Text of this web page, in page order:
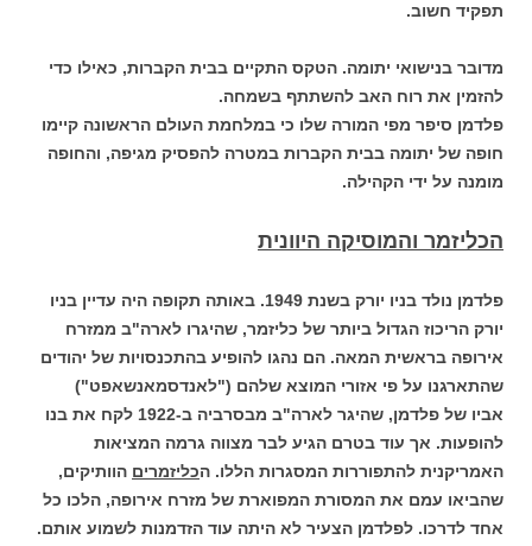
תפקיד חשוב.
מדובר בנישואי יתומה. הטקס התקיים בבית הקברות, כאילו כדי
להזמין את רוח האב להשתתף בשמחה.
פלדמן סיפר מפי המורה שלו כי במלחמת העולם הראשונה קיימו
חופה של יתומה בבית הקברות במטרה להפסיק מגיפה, והחופה
מומנה על ידי הקהילה.
הכליזמר והמוסיקה היוונית
פלדמן נולד בניו יורק בשנת 1949. באותה תקופה היה עדיין בניו
יורק הריכוז הגדול ביותר של כליזמר, שהיגרו לארה"ב ממזרח
אירופה בראשית המאה. הם נהגו להופיע בהתכנסויות של יהודים
שהתארגנו על פי אזורי המוצא שלהם ("לאנדסמאנשאפט")
אביו של פלדמן, שהיגר לארה"ב מבסרביה ב-1922 לקח את בנו
להופעות. אך עוד בטרם הגיע לבר מצווה גרמה המציאות
האמריקנית להתפוררות המסגרות הללו. הכליזמרים הוותיקים,
שהביאו עמם את המסורת המפוארת של מזרח אירופה, הלכו כל
אחד לדרכו. לפלדמן הצעיר לא היתה עוד הזדמנות לשמוע אותם.